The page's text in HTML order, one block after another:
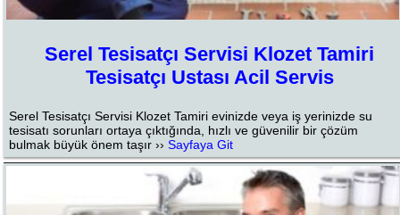
Serel Tesisatçı Servisi Klozet Tamiri
Tesisatçı Ustası Acil Servis
Serel Tesisatçı Servisi Klozet Tamiri evinizde veya iş yerinizde su
tesisatı sorunları ortaya çıktığında, hızlı ve güvenilir bir çözüm
bulmak büyük önem taşır ››Sayfaya Git